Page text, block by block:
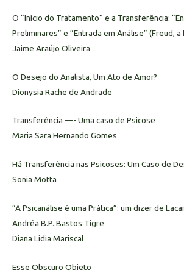
O “Início do Tratamento” e a Transferência:
Preliminares” e “Entrada em Análise” (Freud, a
Jaime Araújo Oliveira
O Desejo do Analista, Um Ato de Amor?
Dionysia Rache de Andrade
Transferência —- Uma caso de Psicose
Maria Sara Hernando Gomes
Há Transferência nas Psicoses: Um Caso de
Sonia Motta
“A Psicanálise é uma Prática”: um dizer de
Andréa B.P. Bastos Tigre
Diana Lidia Mariscal
Esse Obscuro Objeto